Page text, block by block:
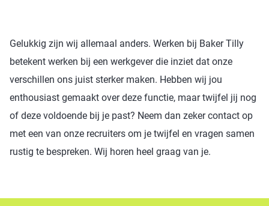
Gelukkig zijn wij allemaal anders. Werken bij Baker Tilly
betekent werken bij een werkgever die inziet dat onze
verschillen ons juist sterker maken. Hebben wij jou
enthousiast gemaakt over deze functie, maar twijfel jij nog
of deze voldoende bij je past? Neem dan zeker contact op
met een van onze recruiters om je twijfel en vragen samen
rustig te bespreken. Wij horen heel graag van je.